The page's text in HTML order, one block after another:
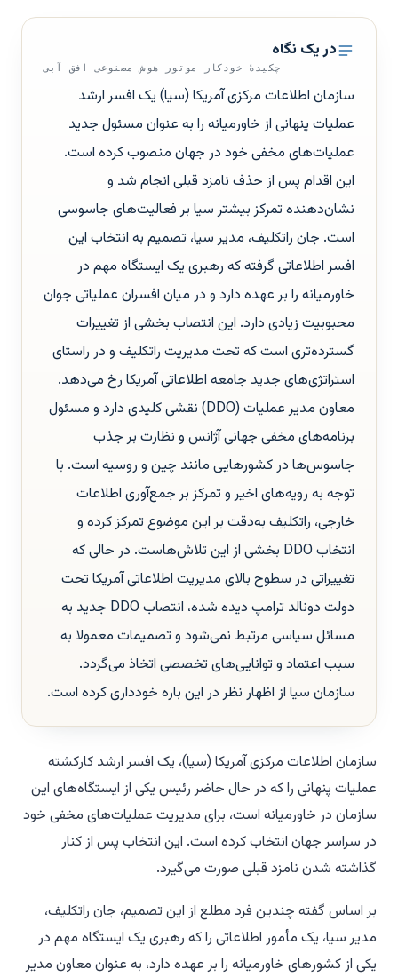
در یک نگاه
چکیدهٔ خودکار موتور هوش مصنوعی افق آبی
سازمان اطلاعات مرکزی آمریکا (سیا) یک افسر ارشد
عملیات پنهانی از خاورمیانه را به عنوان مسئول جدید
عملیات‌های مخفی خود در جهان منصوب کرده است.
این اقدام پس از حذف نامزد قبلی انجام شد و
نشان‌دهنده تمرکز بیشتر سیا بر فعالیت‌های جاسوسی
است. جان راتکلیف، مدیر سیا، تصمیم به انتخاب این
افسر اطلاعاتی گرفته که رهبری یک ایستگاه مهم در
خاورمیانه را بر عهده دارد و در میان افسران عملیاتی جوان
محبوبیت زیادی دارد. این انتصاب بخشی از تغییرات
گسترده‌تری است که تحت مدیریت راتکلیف و در راستای
استراتژی‌های جدید جامعه اطلاعاتی آمریکا رخ می‌دهد.
معاون مدیر عملیات (DDO) نقشی کلیدی دارد و مسئول
برنامه‌های مخفی جهانی آژانس و نظارت بر جذب
جاسوس‌ها در کشورهایی مانند چین و روسیه است. با
توجه به رویه‌های اخیر و تمرکز بر جمع‌آوری اطلاعات
خارجی، راتکلیف به‌دقت بر این موضوع تمرکز کرده و
انتخاب DDO بخشی از این تلاش‌هاست. در حالی که
تغییراتی در سطوح بالای مدیریت اطلاعاتی آمریکا تحت
دولت دونالد ترامپ دیده شده، انتصاب DDO جدید به
مسائل سیاسی مرتبط نمی‌شود و تصمیمات معمولا به
سبب اعتماد و توانایی‌های تخصصی اتخاذ می‌گردد.
سازمان سیا از اظهار نظر در این باره خودداری کرده است.
سازمان اطلاعات مرکزی آمریکا (سیا)، یک افسر ارشد کارکشته
عملیات پنهانی را که در حال حاضر رئیس یکی از ایستگاه‌های این
سازمان در خاورمیانه است، برای مدیریت عملیات‌های مخفی خود
در سراسر جهان انتخاب کرده است. این انتخاب پس از کنار
گذاشته شدن نامزد قبلی صورت می‌گیرد.
بر اساس گفته چندین فرد مطلع از این تصمیم، جان راتکلیف،
مدیر سیا، یک مأمور اطلاعاتی را که رهبری یک ایستگاه مهم در
یکی از کشورهای خاورمیانه را بر عهده دارد، به عنوان معاون مدیر